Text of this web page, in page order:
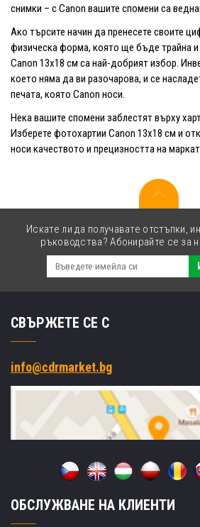
снимки – с Canon вашите спомени са
Ако търсите начин да пренесете своите
физическа форма, която ще бъде трайна и
Canon 13x18 см са най-добрият избор.
което няма да ви разочарова, и се
печата, която Canon носи.
Нека вашите спомени заблестят върху
Изберете фотохартии Canon 13x18 см и
носи качеството и прецизността на
Искате ли да получавате отстъпки,
ръководства? Абонирайте се за
СВЪРЖЕТЕ СЕ С
info@cdrmarket.bg
ОБСЛУЖВАНЕ НА КЛИЕНТИ